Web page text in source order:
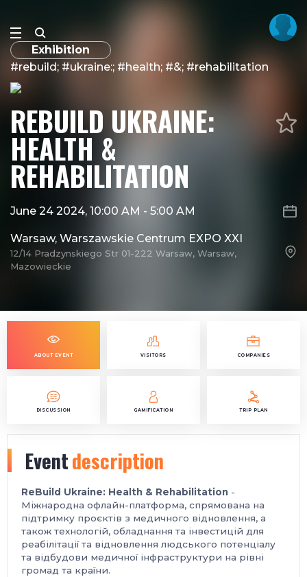
Exhibition
#rebuild; #ukraine:; #health; #&; #rehabilitation
REBUILD UKRAINE:
HEALTH &
REHABILITATION
June 24 2024, 10:00 AM - 5:00 AM
Warsaw, Warszawskie Centrum EXPO XXI
12/14 Pradzynskiego Str 01-222 Warsaw, Warsaw,
Mazowieckie
ABOUT EVENT VISITORS COMPANIES
DISCUSSION GAMIFICATION TRIP PLAN
Eventdescription
ReBuild Ukraine: Health & Rehabilitation -
Міжнародна офлайн-платформа, спрямована на
підтримку проєктів з медичного відновлення, а
також технологій, обладнання та інвестицій для
реабілітації та відновлення людського потенціалу
та відбудови медичної інфраструктури на рівні
громад та країни.